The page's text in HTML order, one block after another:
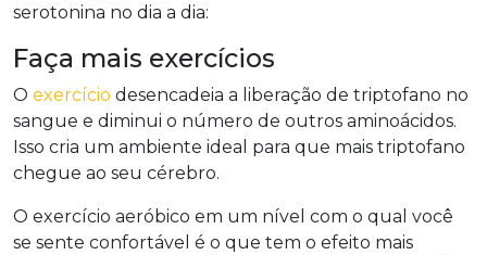
serotonina no dia a dia:
Faça mais exercícios
O exercício desencadeia a liberação de triptofano no
sangue e diminui o número de outros aminoácidos.
Isso cria um ambiente ideal para que mais triptofano
chegue ao seu cérebro.
O exercício aeróbico em um nível com o qual você
se sente confortável é o que tem o efeito mais